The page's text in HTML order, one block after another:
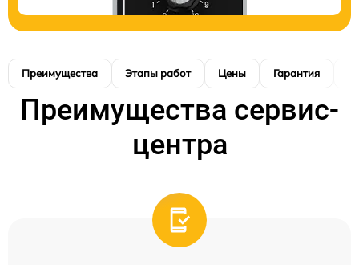
Преимущества Этапы работ Цены Гарантия
Преимущества сервис-
центра